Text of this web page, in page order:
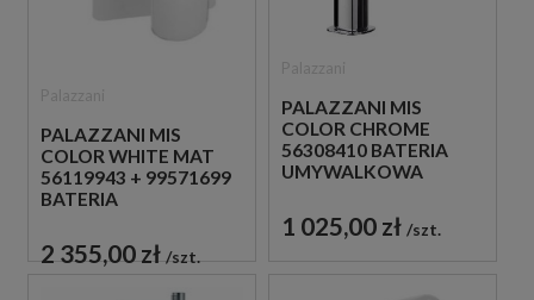
PALAZZANI MIS
COLOR WHITE MAT
56119943 + 99571699
BATERIA
2 355,00 zł szt.
PALAZZANI MIS
COLOR CHROME
56308410 BATERIA
UMYWALKOWA
JEDNOUCHWYTOWA
CHROM
1 025,00 zł szt.